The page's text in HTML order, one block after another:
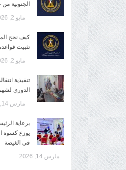
الجنوبية
مايو 2, 2026
كيف نجح
تثبيت
مايو 2, 2026
تنفيذية
الدوري
مارس 14, 2026
برعاية
يوزع كسوة
في الغيضة
مارس 14, 2026